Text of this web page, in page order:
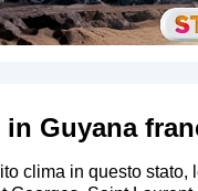
Guyana
clima in questo